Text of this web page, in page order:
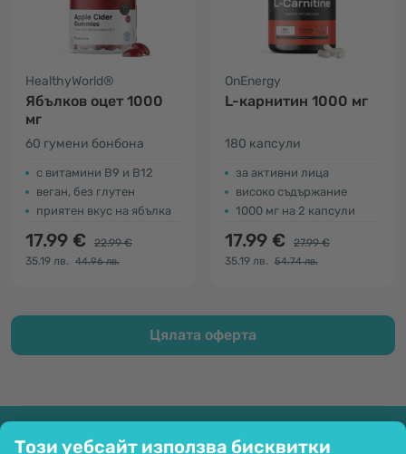
Този уебсайт използва бисквитки
HealthyWorld®
Ябълков оцет 1000
мг
60 гумени бонбона
с витамини В9 и В12
веган, без глутен
приятен вкус на ябълка
17.99 €
22.99 €
35.19 лв.
44.96 лв.
OnEnergy
L-карнитин 1000 мг
180 капсули
за активни лица
високо съдържание
1000 мг на 2 капсули
17.99 €
27.99 €
35.19 лв.
54.74 лв.
Цялата оферта
Компания